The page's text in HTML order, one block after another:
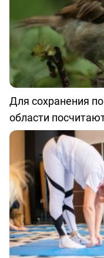
Для сохранения
области